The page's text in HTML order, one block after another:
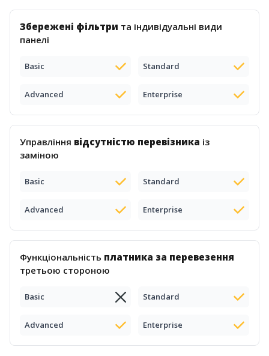
Збережені фільтри та індивідуальні види
панелі
Basic Standard
Advanced Enterprise
Управління відсутністю перевізника із
заміною
Basic Standard
Advanced Enterprise
Функціональність платника за перевезення
третьою стороною
Basic Standard
Advanced Enterprise